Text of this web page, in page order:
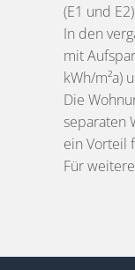
(E1 und
In den
mit
kWh/m²a)
Die
separaten
ein Vorteil
Für